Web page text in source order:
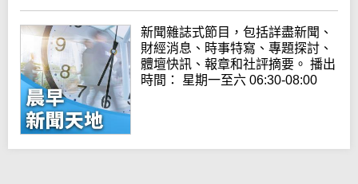
新聞雜誌式節目，包括詳盡新聞、
財經消息、時事特寫、專題探討、
體壇快訊、報章和社評摘要。 播出
時間： 星期一至六 06:30-08:00